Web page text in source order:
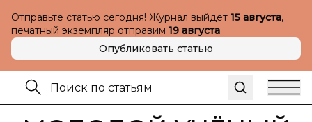
Отправьте статью сегодня! Журнал выйдет 15 августа,
печатный экземпляр отправим 19 августа
Опубликовать статью